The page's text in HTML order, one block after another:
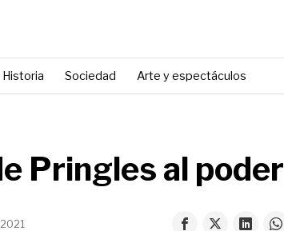
Historia Sociedad Arte y espectáculos
Pringles al poder